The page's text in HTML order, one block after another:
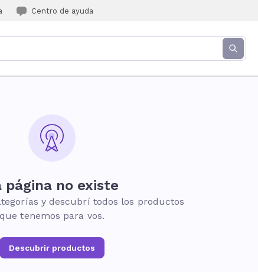
Centro de ayuda
página no existe
y descubrí todos los productos
que tenemos para vos.
Descubrir productos